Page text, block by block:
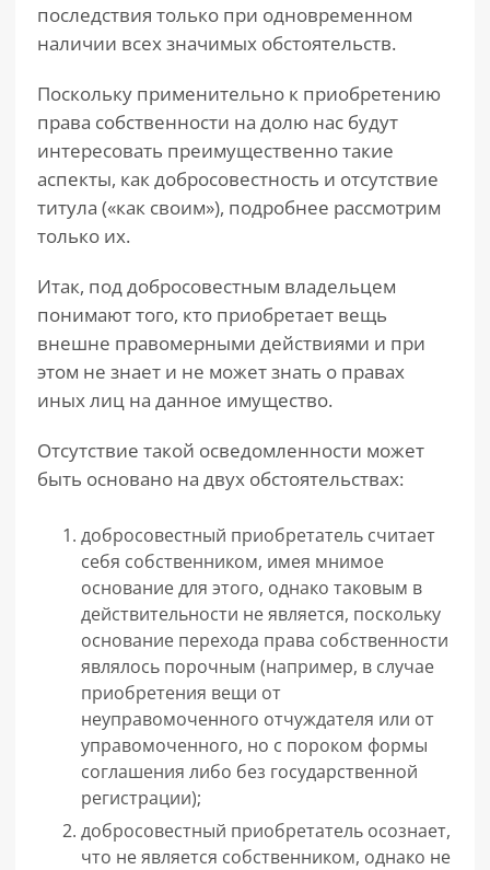
последствия только при одновременном
наличии всех значимых обстоятельств.
Поскольку применительно к приобретению
права собственности на долю нас будут
интересовать преимущественно такие
аспекты, как добросовестность и отсутствие
титула («как своим»), подробнее рассмотрим
только их.
Итак, под добросовестным владельцем
понимают того, кто приобретает вещь
внешне правомерными действиями и при
этом не знает и не может знать о правах
иных лиц на данное имущество.
Отсутствие такой осведомленности может
быть основано на двух обстоятельствах:
добросовестный приобретатель считает
себя собственником, имея мнимое
основание для этого, однако таковым в
действительности не является, поскольку
основание перехода права собственности
являлось порочным (например, в случае
приобретения вещи от
неуправомоченного отчуждателя или от
управомоченного, но с пороком формы
соглашения либо без государственной
регистрации);
добросовестный приобретатель осознает,
что не является собственником, однако не